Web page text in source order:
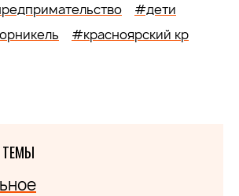
#дети
#красноярский кр